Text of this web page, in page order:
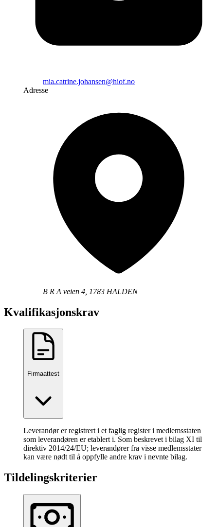
mia.catrine.johansen@hiof.no
Adresse
B R A veien 4, 1783 HALDEN
Kvalifikasjonskrav
Firmaattest
Leverandør er registrert i et faglig register i medlemsstaten
som leverandøren er etablert i. Som beskrevet i bilag XI til
direktiv 2014/24/EU; leverandører fra visse medlemsstater
kan være nødt til å oppfylle andre krav i nevnte bilag.
Tildelingskriterier